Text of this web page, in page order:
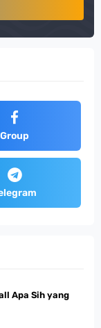
Group
Apa Sih yang